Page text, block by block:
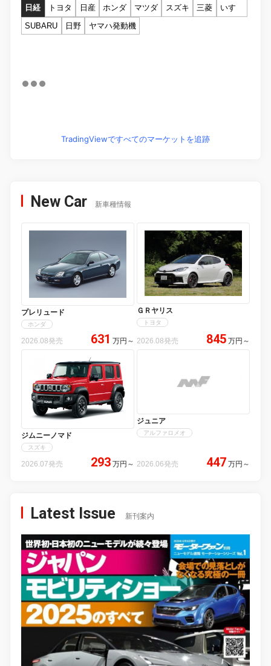
日経 トヨタ 日産 ホンダ マツダ スズキ 三菱
いすゞ
SUBARU
日野 ヤマハ発動機
TradingViewですべてのマーケットを追跡
New Car 新車種情報
プレリュード
ホンダ
2026.08発売 631 万円 ～
ＧＲヤリス
トヨタ
2026.08発売 845 万円 ～
ジムニーノマド
スズキ
2026.07発売 293 万円 ～
ジュニア
アルファロメオ
2026.06発売 447 万円 ～
Latest Issue 新刊案内